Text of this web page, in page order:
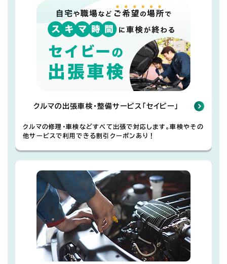
クルマの出張車検・整備サービス「セイビー」
クルマの修理・車検などすべて出張で対応します。車検やその
他サービスで利用できる割引クーポンあり！